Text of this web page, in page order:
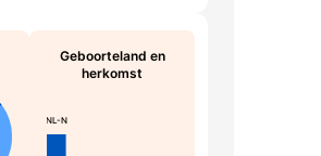
Geboorteland en
herkomst
NL-N